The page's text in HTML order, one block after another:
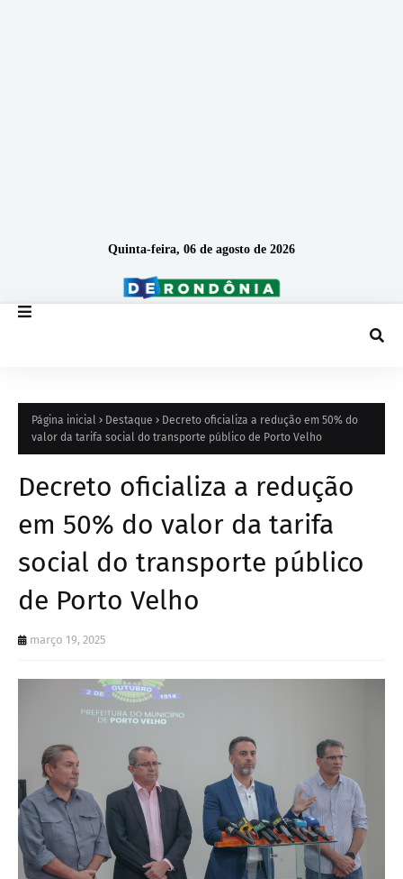
Quinta-feira, 06 de agosto de 2026
Página inicial Destaque
Decreto oficializa a redução em 50% do
valor da tarifa social do transporte público de Porto Velho
Decreto oficializa a redução
em 50% do valor da tarifa
social do transporte público
de Porto Velho
março 19, 2025